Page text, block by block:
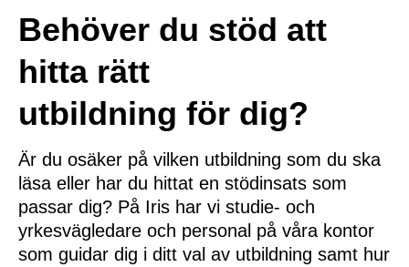
Behöver du stöd att
hitta rätt
utbildning för dig?
Är du osäker på vilken utbildning som du ska
läsa eller har du hittat en stödinsats som
passar dig? På Iris har vi studie- och
yrkesvägledare och personal på våra kontor
som guidar dig i ditt val av utbildning samt hur